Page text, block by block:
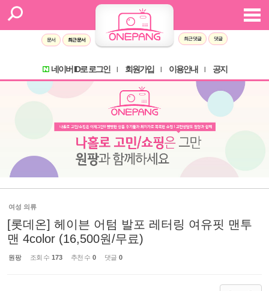
문서 최근 문서 최근 댓글 댓글
네이버 ID로 로그인 회원가입 이용안내 공지
여성 의류
[롯데온] 헤이븐 어텀 발포 레터링 여유핏 맨투
맨 4color (16,500원/무료)
원팡 조회 수 173 추천 수 0 댓글 0